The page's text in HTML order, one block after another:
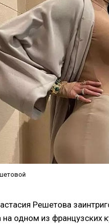
Решетова
одном из французских